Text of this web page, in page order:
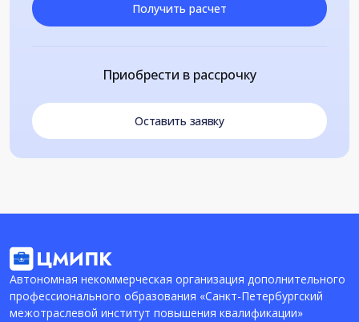
Получить расчет
Приобрести в рассрочку
Оставить заявку
Автономная некоммерческая организация дополнительного
профессионального образования «Санкт-Петербургский
межотраслевой институт повышения квалификации»